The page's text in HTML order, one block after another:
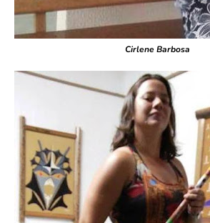
Cirlene Barbosa